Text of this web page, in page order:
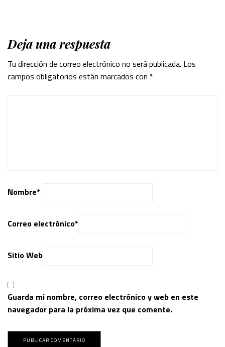
Deja una respuesta
Tu dirección de correo electrónico no será publicada. Los
campos obligatorios están marcados con *
Nombre*
Correo electrónico*
Sitio Web
Guarda mi nombre, correo electrónico y web en este
navegador para la próxima vez que comente.